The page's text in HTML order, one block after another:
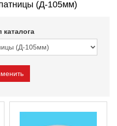
(Д-105мм)
каталога